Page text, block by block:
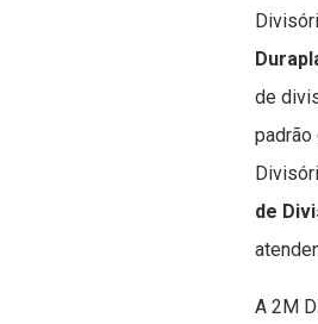
de
de
A 2M